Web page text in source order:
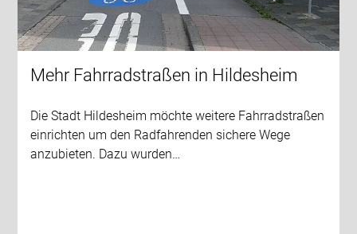
Mehr Fahrradstraßen in Hildesheim
Die Stadt Hildesheim möchte weitere Fahrradstraßen
einrichten um den Radfahrenden sichere Wege
anzubieten. Dazu wurden…